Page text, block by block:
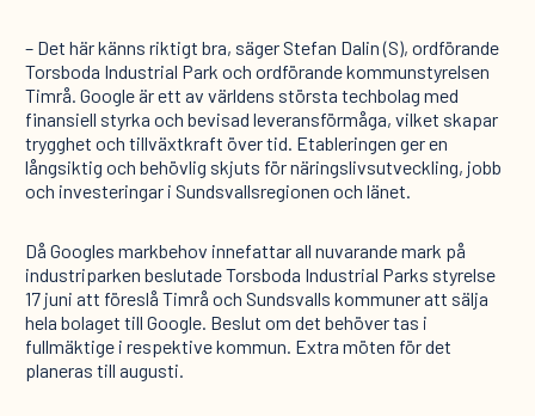
– Det här känns riktigt bra, säger Stefan Dalin (S), ordförande
Torsboda Industrial Park och ordförande kommunstyrelsen
Timrå. Google är ett av världens största techbolag med
finansiell styrka och bevisad leveransförmåga, vilket skapar
trygghet och tillväxtkraft över tid. Etableringen ger en
långsiktig och behövlig skjuts för näringslivsutveckling, jobb
och investeringar i Sundsvallsregionen och länet.
Då Googles markbehov innefattar all nuvarande mark på
industriparken beslutade Torsboda Industrial Parks styrelse
17 juni att föreslå Timrå och Sundsvalls kommuner att sälja
hela bolaget till Google. Beslut om det behöver tas i
fullmäktige i respektive kommun. Extra möten för det
planeras till augusti.